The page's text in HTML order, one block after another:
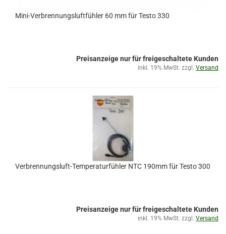
Mini-Verbrennungsluftfühler 60 mm für Testo 330
Preisanzeige nur für freigeschaltete Kunden
inkl. 19% MwSt. zzgl. Versand
Verbrennungsluft-Temperaturfühler NTC 190mm für Testo 300
Preisanzeige nur für freigeschaltete Kunden
inkl. 19% MwSt. zzgl. Versand